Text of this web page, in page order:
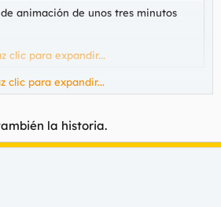
animación de unos tres minutos
clic para expandir...
clic para expandir...
la historia.